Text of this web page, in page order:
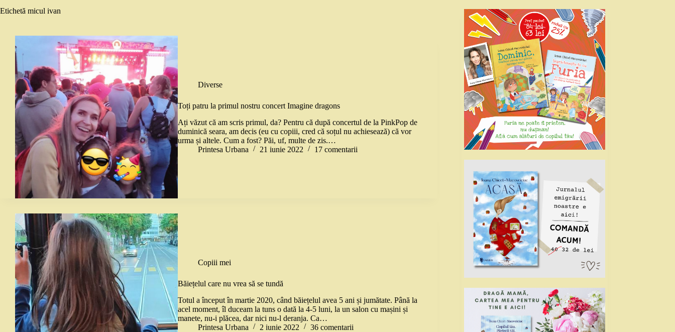
Etichetă micul ivan
Diverse
Toți patru la primul nostru concert Imagine dragons
Ați văzut că am scris primul, da? Pentru că după concertul de la PinkPop de
duminică seara, am decis (eu cu copiii, cred că soțul nu achiesează) că vor
urma și altele. Cum a fost? Păi, uf, multe de zis.…
Printesa Urbana
21 iunie 2022 17 comentarii
Copiii mei
Băiețelul care nu vrea să se tundă
Totul a început în martie 2020, când băiețelul avea 5 ani și jumătate. Până la
acel moment, îl duceam la tuns o dată la 4-5 luni, la un salon cu mașini și
manete, nu-i plăcea, dar nici nu-l deranja. Ca…
Printesa Urbana
2 iunie 2022 36 comentarii